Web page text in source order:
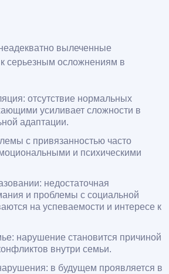
вылеченные
к серьезным осложнениям в
отсутствие нормальных
усиливает сложности в
адаптации.
с привязанностью часто
и психическими
недостаточная
и проблемы с социальной
на успеваемости и интересе к
нарушение становится причиной
внутри семьи.
в будущем проявляется в